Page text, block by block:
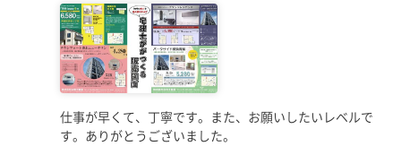
仕事が早くて、丁寧です。また、お願いしたいレベルで
す。ありがとうございました。